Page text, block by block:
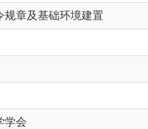
规章及基础环境建置
学会